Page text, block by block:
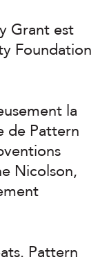
Grant est
Foundation
la
de Pattern
Nicolson,
Pattern